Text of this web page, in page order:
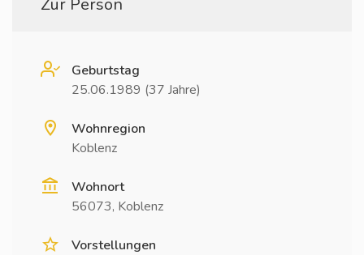
Zur Person
Geburtstag
25.06.1989 (37 Jahre)
Wohnregion
Koblenz
Wohnort
56073, Koblenz
Vorstellungen